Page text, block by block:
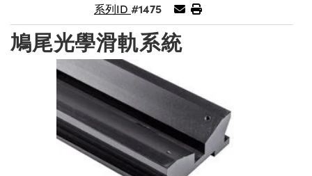
Optics | 偏振光學元件
| 繞射光柵
| 超快光學
Assemblies | 雷射光學元件組
Shaping | 雷射光束整形
and Breadboards | 光學平臺
| 電動平臺
and Slides | 平臺和滑塊
| 光圈類
| ZEISS 物鏡
Microscopes
Objectives
Objectives | 有限共軛物鏡
| 反射物鏡
| 雷射防護
| 雷射用光機模組
| 雷射配件
| 實驗室和生產線
Magnification Lenses
Objectives | 顯微鏡物鏡
Lenses for Harsh Environments
and Advanced
| 影視製作和高級攝影
Cameras | Teledyne Dalsa
Microscopy Cameras
Cameras | Allied Vision 相機
| Basler 相機
Cameras | IDS 相機
Sources | 其他光源
| 光源配件
Level Test Targets | 色卡測試板
| USAF 測試版
測器
and Roughness Standards | 表
| 光學膠
Products | Acktar 黑色吸
| 暗室器材
Accessories | UV固化設備
Imaging
Microscopy
Lenses
and Detection
| 清倉顯微鏡
Lenses | 清倉成像鏡頭
| 清倉相機
| 清倉照明
| 重新認證雷射
| 重新認證顯微鏡
Lenses | 重新認證成像鏡
| 重新認證相機
| 重新認證照明
系列ID #1475
鳩尾光學滑軌系統